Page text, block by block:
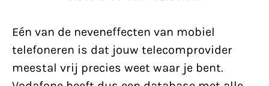
Eén van de neveneffecten van mobiel
telefoneren is dat jouw telecomprovider
meestal vrij precies weet waar je bent.